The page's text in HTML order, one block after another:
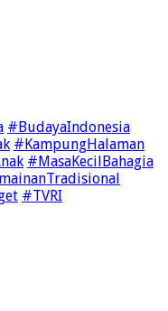
#BudayaIndonesia
#KampungHalaman
#MasaKecilBahagia
#TVRI